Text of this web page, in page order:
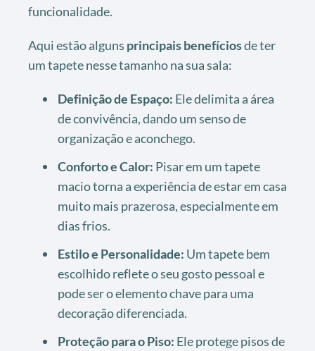
funcionalidade.
Aqui estão alguns principais benefíciosde ter
um tapete nesse tamanho na sua sala:
Definição de Espaço: Ele delimita a área
de convivência, dando um senso de
organização e aconchego.
Conforto e Calor: Pisar em um tapete
macio torna a experiência de estar em casa
muito mais prazerosa, especialmente em
dias frios.
Estilo e Personalidade: Um tapete bem
escolhido reflete o seu gosto pessoal e
pode ser o elemento chave para uma
decoração diferenciada.
Proteção para o Piso: Ele protege pisos de